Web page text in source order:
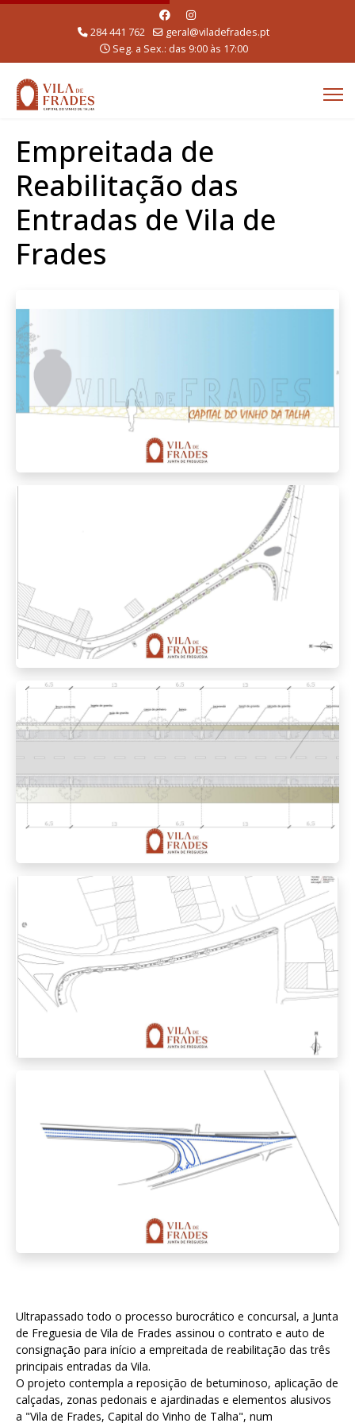
284 441 762
geral@viladefrades.pt
Seg. a Sex.: das 9:00 às 17:00
Empreitada de
Reabilitação das
Entradas de Vila de
Frades
Ultrapassado todo o processo burocrático e concursal, a Junta
de Freguesia de Vila de Frades assinou o contrato e auto de
consignação para início a empreitada de reabilitação das três
principais entradas da Vila.
O projeto contempla a reposição de betuminoso, aplicação de
calçadas, zonas pedonais e ajardinadas e elementos alusivos
a "Vila de Frades, Capital do Vinho de Talha", num